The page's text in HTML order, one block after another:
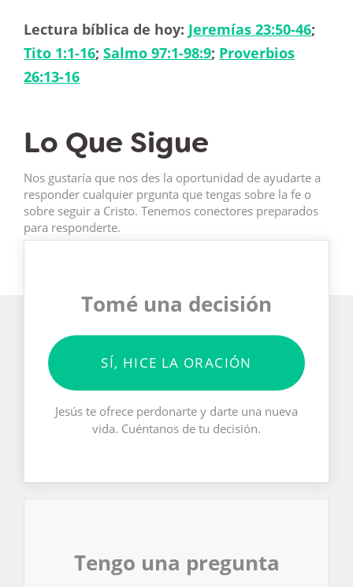
Lectura bíblica de hoy: Jeremías 23:50-46;
Tito 1:1-16; Salmo 97:1-98:9; Proverbios
26:13-16
Lo Que Sigue
Nos gustaría que nos des la oportunidad de ayudarte a
responder cualquier prgunta que tengas sobre la fe o
sobre seguir a Cristo. Tenemos conectores preparados
para responderte.
Tomé una decisión
SÍ, HICE LA ORACIÓN
Jesús te ofrece perdonarte y darte una nueva
vida. Cuéntanos de tu decisión.
Tengo una pregunta